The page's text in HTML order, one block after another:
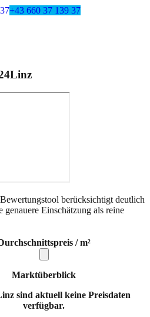
+43 660 37 139 37
Linz
berücksichtigt deutlich
Einschätzung als reine
/ m²
Marktüberblick
sind aktuell keine Preisdaten
verfügbar.